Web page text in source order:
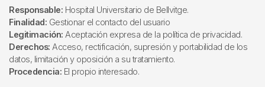
Responsable: Hospital Universitario de Bellvitge.
Finalidad: Gestionar el contacto del usuario
Legitimación: Aceptación expresa de la política de privacidad.
Derechos: Acceso, rectificación, supresión y portabilidad de los
datos, limitación y oposición a su tratamiento.
Procedencia: El propio interesado.